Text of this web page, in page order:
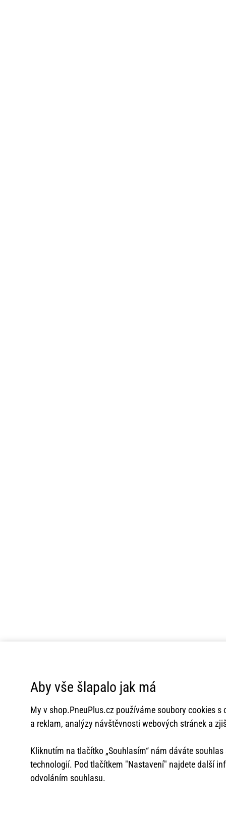
Aby vše šlapalo jak má
My v shop.PneuPlus.cz používáme soubory cookies s
a reklam, analýzy návštěvnosti webových stránek a
Kliknutím na tlačítko „Souhlasím“ nám dáváte
technologií. Pod tlačítkem "Nastavení" najdete další
odvoláním souhlasu.